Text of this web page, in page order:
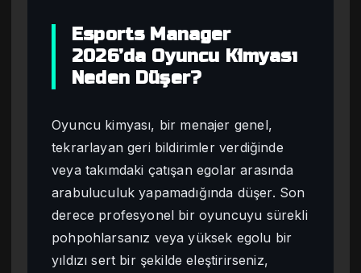
Esports Manager
2026’da Oyuncu Kimyası
Neden Düşer?
Oyuncu kimyası, bir menajer genel,
tekrarlayan geri bildirimler verdiğinde
veya takımdaki çatışan egolar arasında
arabuluculuk yapamadığında düşer. Son
derece profesyonel bir oyuncuyu sürekli
pohpohlarsanız veya yüksek egolu bir
yıldızı sert bir şekilde eleştirirseniz,